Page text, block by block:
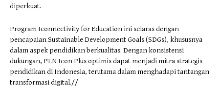
diperkuat.
Program Iconnectivity for Education ini selaras dengan
pencapaian Sustainable Development Goals (SDGs), khususnya
dalam aspek pendidikan berkualitas. Dengan konsistensi
dukungan, PLN Icon Plus optimis dapat menjadi mitra strategis
pendidikan di Indonesia, terutama dalam menghadapi tantangan
transformasi digital.//